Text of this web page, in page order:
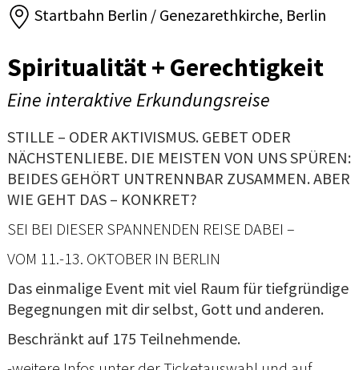
Startbahn Berlin / Genezarethkirche, Berlin
Spiritualität + Gerechtigkeit
Eine interaktive Erkundungsreise
STILLE – ODER AKTIVISMUS. GEBET ODER
NÄCHSTENLIEBE. DIE MEISTEN VON UNS SPÜREN:
BEIDES GEHÖRT UNTRENNBAR ZUSAMMEN. ABER
WIE GEHT DAS – KONKRET?
SEI BEI DIESER SPANNENDEN REISE DABEI –
VOM 11.-13. OKTOBER IN BERLIN
Das einmalige Event mit viel Raum für tiefgründige
Begegnungen mit dir selbst, Gott und anderen.
Beschränkt auf 175 Teilnehmende.